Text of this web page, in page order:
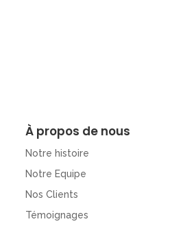
À propos de nous
Notre histoire
Notre Equipe
Nos Clients
Témoignages